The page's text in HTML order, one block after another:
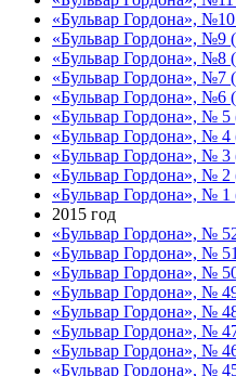
«Бульвар Гордона»,
«Бульвар Гордона», №9
«Бульвар Гордона», №8
«Бульвар Гордона», №7
«Бульвар Гордона», №6
«Бульвар Гордона», № 5
«Бульвар Гордона», № 4
«Бульвар Гордона», № 3
«Бульвар Гордона», № 2
«Бульвар Гордона», № 1
2015 год
«Бульвар Гордона», №
«Бульвар Гордона», №
«Бульвар Гордона», №
«Бульвар Гордона», №
«Бульвар Гордона», №
«Бульвар Гордона», №
«Бульвар Гордона», №
«Бульвар Гордона», №